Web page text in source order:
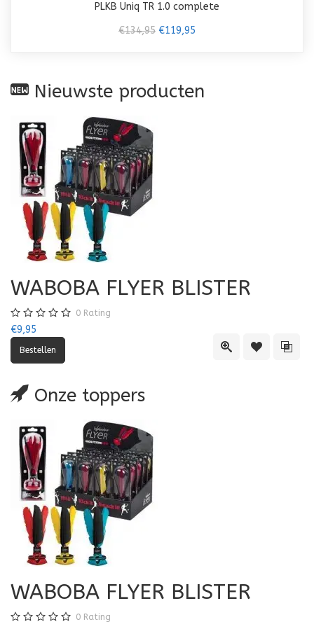
PLKB Uniq TR 1.0 complete
€134,95 €119,95
Nieuwste producten
Quick ViewToevoegen
WABOBA FLYER BLISTER
0 Rating
€9,95
Onze toppers
WABOBA FLYER BLISTER
0 Rating